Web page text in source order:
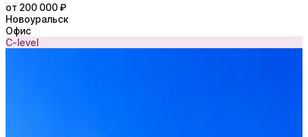
от 200 000 ₽
Новоуральск
Офис
C-level